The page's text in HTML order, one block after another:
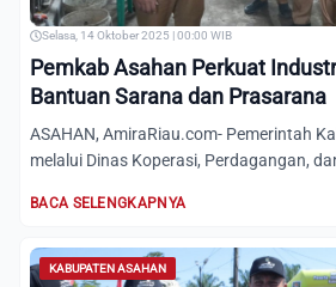
Selasa, 14 Oktober 2025 | 00:00 WIB
Pemkab Asahan Perkuat
Bantuan Sarana dan Prasarana
ASAHAN, AmiraRiau.com- Pemerintah
melalui Dinas Koperasi, Perdagangan,
BACA SELENGKAPNYA
KABUPATEN ASAHAN